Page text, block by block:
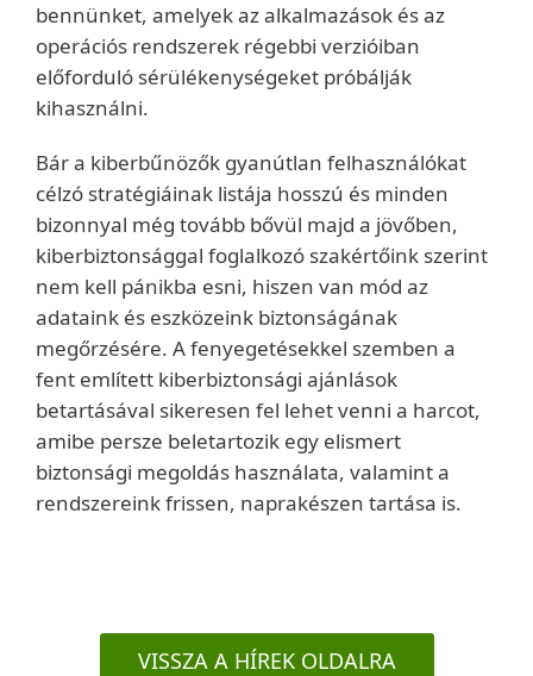
bennünket, amelyek az alkalmazások és az
operációs rendszerek régebbi verzióiban
előforduló sérülékenységeket próbálják
kihasználni.
Bár a kiberbűnözők gyanútlan felhasználókat
célzó stratégiáinak listája hosszú és minden
bizonnyal még tovább bővül majd a jövőben,
kiberbiztonsággal foglalkozó szakértőink szerint
nem kell pánikba esni, hiszen van mód az
adataink és eszközeink biztonságának
megőrzésére. A fenyegetésekkel szemben a
fent említett kiberbiztonsági ajánlások
betartásával sikeresen fel lehet venni a harcot,
amibe persze beletartozik egy elismert
biztonsági megoldás használata, valamint a
rendszereink frissen, naprakészen tartása is.
VISSZA A HÍREK OLDALRA